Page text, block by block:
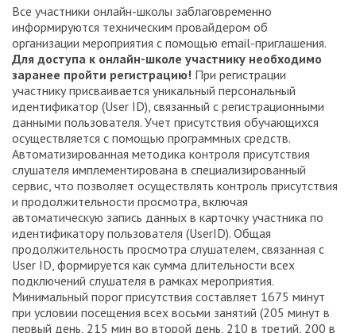
Все участники онлайн-школы заблаговременно
информируются техническим провайдером об
организации мероприятия с помощью email-приглашения.
Для доступа к онлайн-школе участнику необходимо
заранее пройти регистрацию! При регистрации
участнику присваивается уникальный персональный
идентификатор (User ID), связанный с регистрационными
данными пользователя. Учет присутствия обучающихся
осуществляется с помощью программных средств.
Автоматизированная методика контроля присутствия
слушателя имплементирована в специализированный
сервис, что позволяет осуществлять контроль присутствия
и продолжительности просмотра, включая
автоматическую запись данных в карточку участника по
идентификатору пользователя (UserID). Общая
продолжительность просмотра слушателем, связанная с
User ID, формируется как сумма длительности всех
подключений слушателя в рамках мероприятия.
Минимальный порог присутствия составляет 1675 минут
при условии посещения всех восьми занятий (205 минут в
первый день, 215 мин во второй день, 210 в третий, 200 в